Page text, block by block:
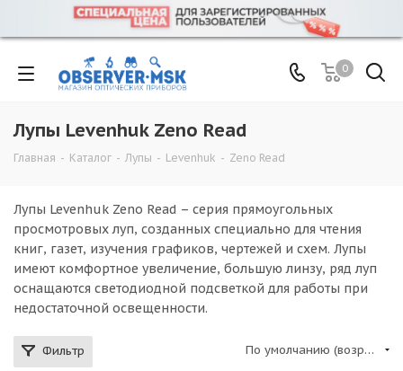
0
Лупы Levenhuk Zeno Read
Главная - Каталог - Лупы - Levenhuk - Zeno Read
Лупы Levenhuk Zeno Read – серия прямоугольных
просмотровых луп, созданных специально для чтения
книг, газет, изучения графиков, чертежей и схем. Лупы
имеют комфортное увеличение, большую линзу, ряд луп
оснащаются светодиодной подсветкой для работы при
недостаточной освещенности.
Фильтр По умолчанию (возрастание)